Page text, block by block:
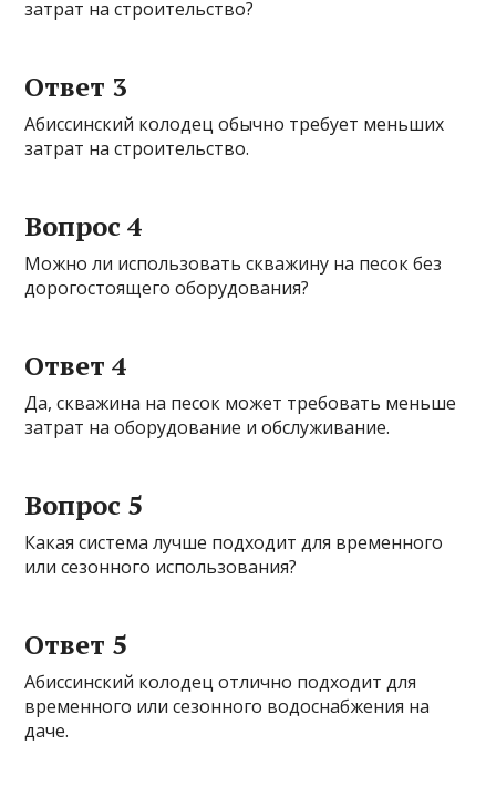
затрат на строительство?
Ответ 3
Абиссинский колодец обычно требует меньших
затрат на строительство.
Вопрос 4
Можно ли использовать скважину на песок без
дорогостоящего оборудования?
Ответ 4
Да, скважина на песок может требовать меньше
затрат на оборудование и обслуживание.
Вопрос 5
Какая система лучше подходит для временного
или сезонного использования?
Ответ 5
Абиссинский колодец отлично подходит для
временного или сезонного водоснабжения на
даче.